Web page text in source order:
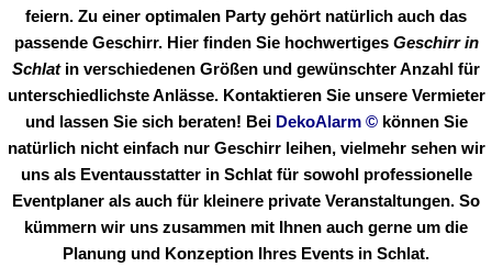
feiern. Zu einer optimalen Party gehört natürlich auch das
passende Geschirr. Hier finden Sie hochwertiges Geschirr in
Schlatin verschiedenen Größen und gewünschter Anzahl für
unterschiedlichste Anlässe. Kontaktieren Sie unsere Vermieter
und lassen Sie sich beraten! Bei DekoAlarm © können Sie
natürlich nicht einfach nur Geschirr leihen, vielmehr sehen wir
uns als Eventausstatter in Schlat für sowohl professionelle
Eventplaner als auch für kleinere private Veranstaltungen. So
kümmern wir uns zusammen mit Ihnen auch gerne um die
Planung und Konzeption Ihres Events in Schlat.